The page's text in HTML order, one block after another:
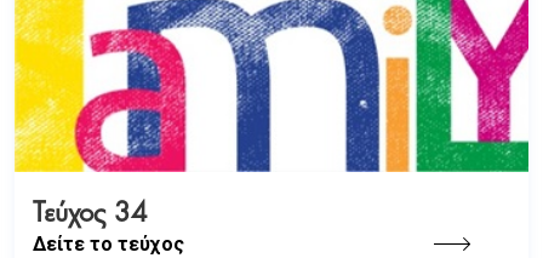
Τεύχος 34
Δείτε το τεύχος